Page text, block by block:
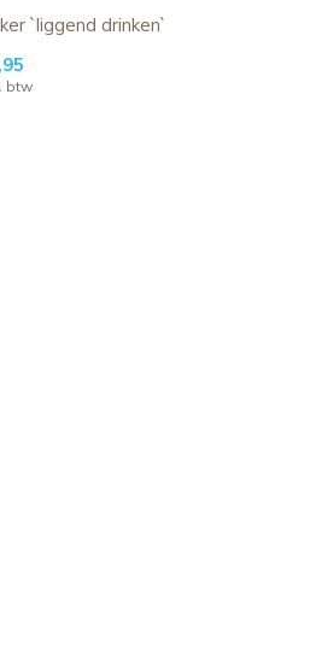
`liggend drinken`
btw